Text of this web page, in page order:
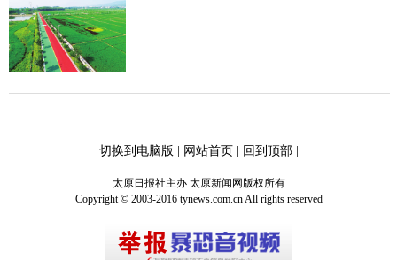
切换到电脑版 | 网站首页| 回到顶部|
太原日报社主办 太原新闻网版权所有
Copyright © 2003-2016 tynews.com.cn All rights reserved